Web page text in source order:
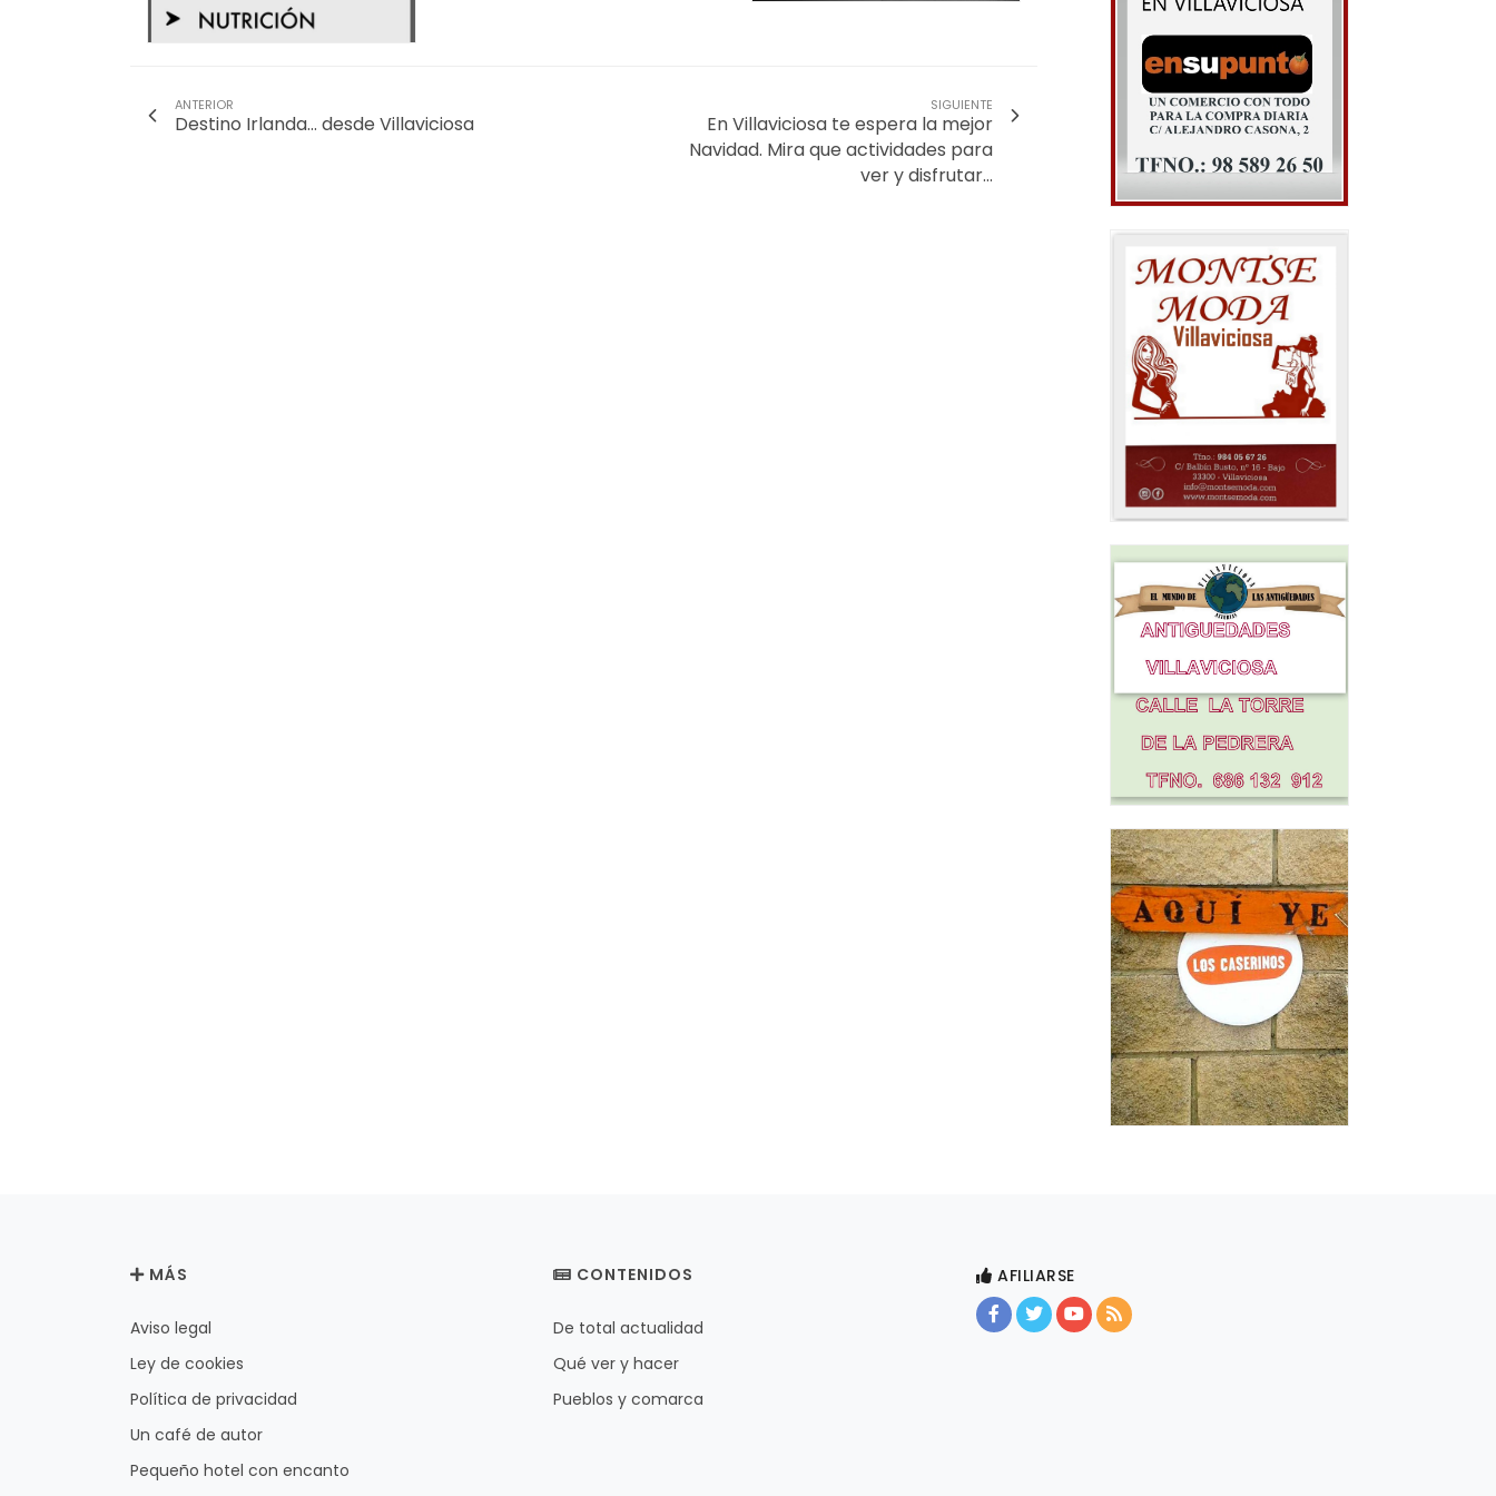
ANTERIOR
Destino Irlanda… desde Villaviciosa
SIGUIENTE
En Villaviciosa te espera la mejor
Navidad. Mira que actividades para
ver y disfrutar…
MÁS
Aviso legal
Ley de cookies
Política de privacidad
Un café de autor
Pequeño hotel con encanto
CONTENIDOS
De total actualidad
Qué ver y hacer
Pueblos y comarca
AFILIARSE